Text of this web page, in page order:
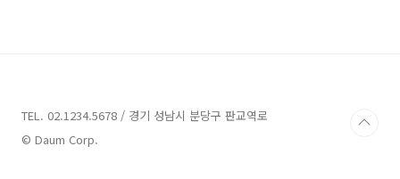
여 예술적인 장소가 되기도 하며 매년 개최되는
고양 국제 꽃 박람회..
TEL. 02.1234.5678 / 경기 성남시 분당구 판교역로
© Daum Corp.